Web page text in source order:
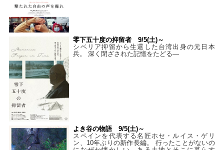
零下五十度の抑留者 9/5(土)～
シベリア抑留から生還した台湾出身の元日本
兵。 深く閉ざされた記憶をたどる—
よき谷の物語 9/5(土)～
スペインを代表する名匠ホセ・ルイス・ゲリ
ン、10年ぶりの新作長編。 行ったことがないの